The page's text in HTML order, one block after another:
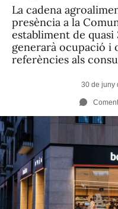
La cadena
presència a la
establiment de
generarà ocupació i
referències als
30 de juny